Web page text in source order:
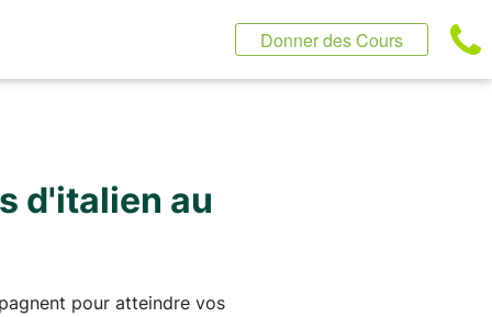
Donner des Cours
d'italien au
pour atteindre vos